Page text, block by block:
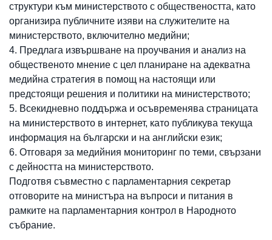
структури към министерството с обществеността, като
организира публичните изяви на служителите на
министерството, включително медийни;
Предлага извършване на проучвания и анализ на
общественото мнение с цел планиране на адекватна
медийна стратегия в помощ на настоящи или
предстоящи решения и политики на министерството;
Всекидневно поддържа и осъвременява страницата
на министерството в интернет, като публикува текуща
информация на български и на английски език;
Отговаря за медийния мониторинг по теми, свързани
с дейността на министерството.
Подготвя съвместно с парламентарния секретар
отговорите на министъра на въпроси и питания в
рамките на парламентарния контрол в Народното
събрание.